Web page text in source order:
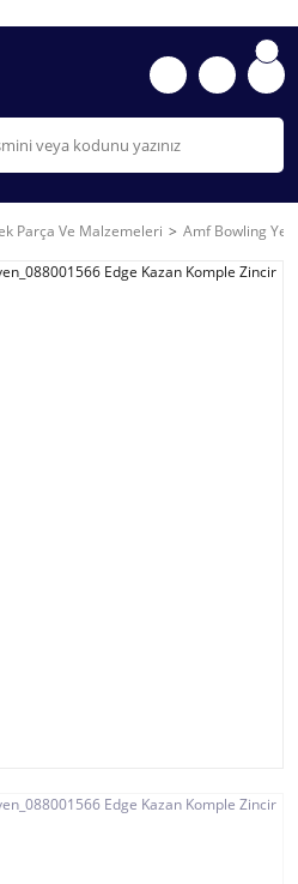
Parça Ve Malzemeleri Amf Bowling